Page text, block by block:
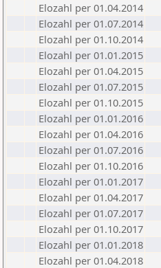
Elozahl per 01.04.2014
Elozahl per 01.07.2014
Elozahl per 01.10.2014
Elozahl per 01.01.2015
Elozahl per 01.04.2015
Elozahl per 01.07.2015
Elozahl per 01.10.2015
Elozahl per 01.01.2016
Elozahl per 01.04.2016
Elozahl per 01.07.2016
Elozahl per 01.10.2016
Elozahl per 01.01.2017
Elozahl per 01.04.2017
Elozahl per 01.07.2017
Elozahl per 01.10.2017
Elozahl per 01.01.2018
Elozahl per 01.04.2018